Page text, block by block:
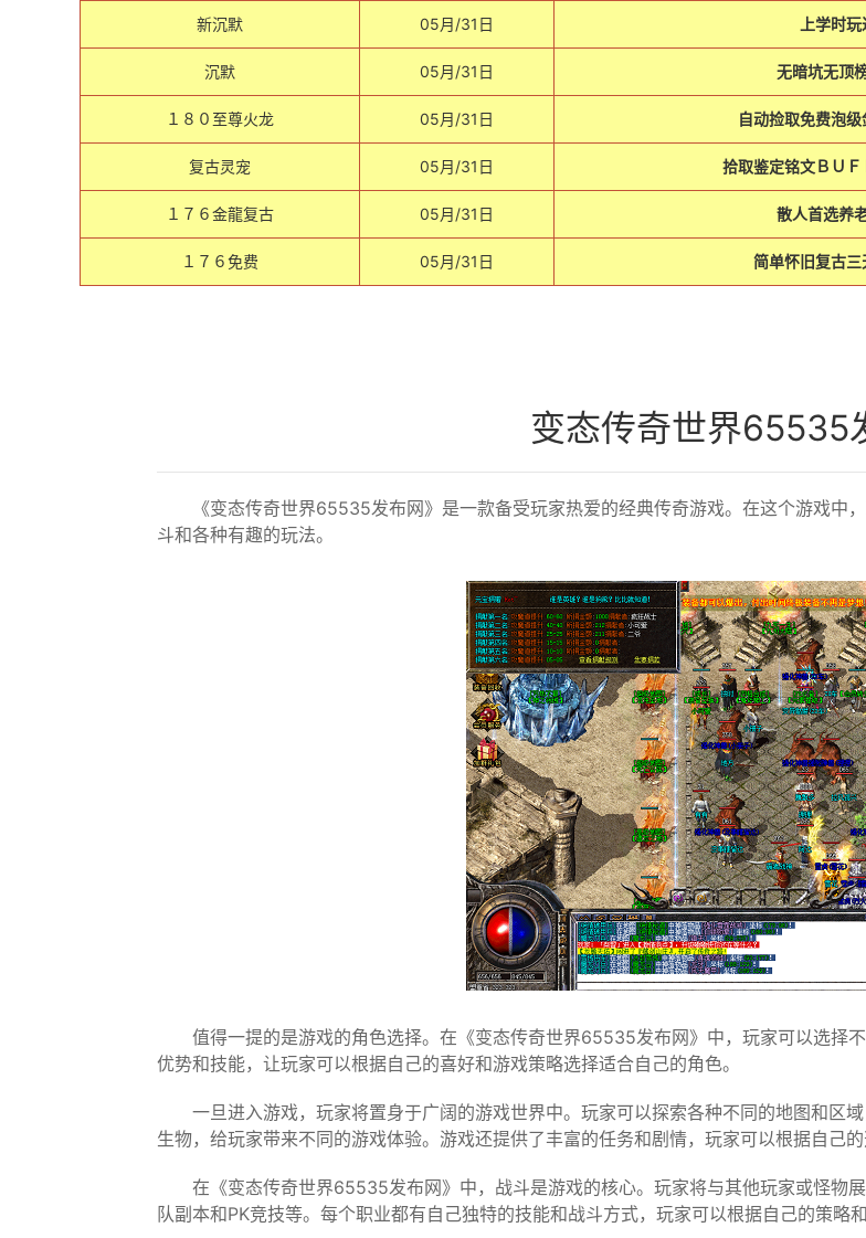
新沉默 05月/31日 上学时玩
沉默 05月/31日 无暗坑无顶
１８０至尊火龙 05月/31日 自动捡取免费泡
复古灵宠 05月/31日 拾取鉴定铭文ＢＵ
１７６金龍复古 05月/31日 散人首选养
１７６免费 05月/31日 简单怀旧复古
变态传奇世界65535
《变态传奇世界65535发布网》是一款备受玩家热爱的经典传奇游戏。在这个游戏中
斗和各种有趣的玩法。
值得一提的是游戏的角色选择。在《变态传奇世界65535发布网》中，玩家可以选择
优势和技能，让玩家可以根据自己的喜好和游戏策略选择适合自己的角色。
一旦进入游戏，玩家将置身于广阔的游戏世界中。玩家可以探索各种不同的地图和区
生物，给玩家带来不同的游戏体验。游戏还提供了丰富的任务和剧情，玩家可以根据自己的
在《变态传奇世界65535发布网》中，战斗是游戏的核心。玩家将与其他玩家或怪物
队副本和PK竞技等。每个职业都有自己独特的技能和战斗方式，玩家可以根据自己的策略